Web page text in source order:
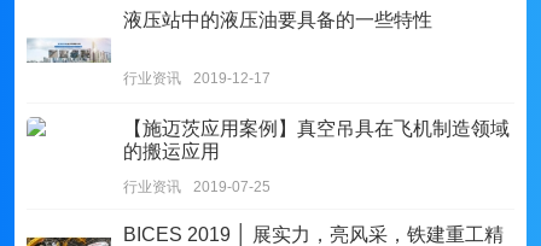
液压站中的液压油要具备的一些特性
行业资讯 2019-12-17
【施迈茨应用案例】真空吊具在飞机制造领域
的搬运应用
行业资讯 2019-07-25
BICES 2019 │ 展实力，亮风采，铁建重工精